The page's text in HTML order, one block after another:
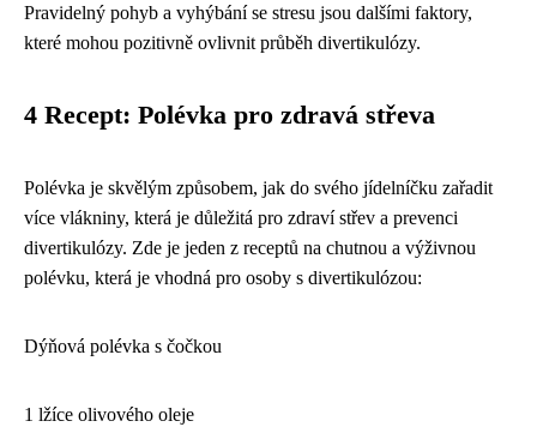
Pravidelný pohyb a vyhýbání se stresu jsou dalšími faktory,
které mohou pozitivně ovlivnit průběh divertikulózy.
4 Recept: Polévka pro zdravá střeva
Polévka je skvělým způsobem, jak do svého jídelníčku zařadit
více vlákniny, která je důležitá pro zdraví střev a prevenci
divertikulózy. Zde je jeden z receptů na chutnou a výživnou
polévku, která je vhodná pro osoby s divertikulózou:
Dýňová polévka s čočkou
1 lžíce olivového oleje